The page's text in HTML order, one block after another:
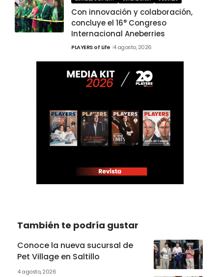
Con innovación y colaboración,
concluye el 16° Congreso
Internacional Aneberries
PLAYERS of Life 4 agosto, 2026
También te podría gustar
Conoce la nueva sucursal de
Pet Village en Saltillo
4 agosto, 2026